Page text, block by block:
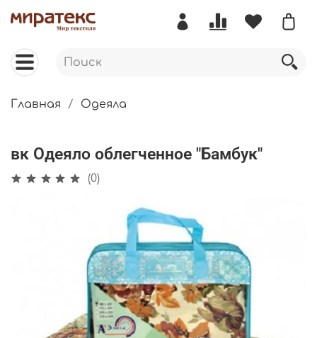
Главная Одеяла
вк Одеяло облегченное "Бамбук"
(0)